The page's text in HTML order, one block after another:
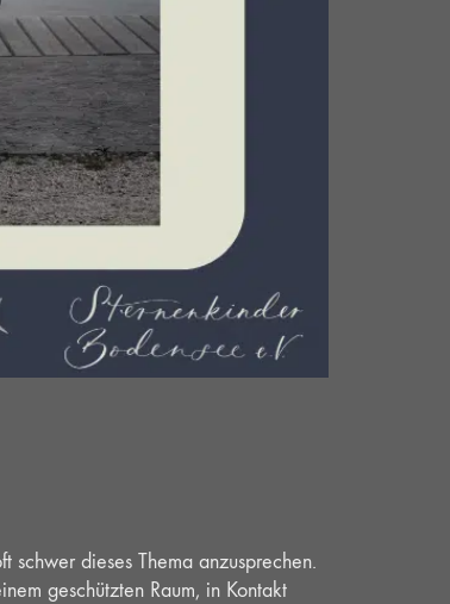
schwer dieses Thema anzusprechen.
geschützten Raum, in Kontakt